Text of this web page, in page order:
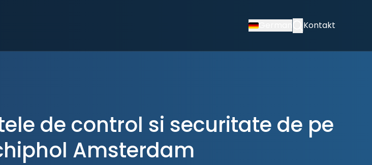
Kontakt
de control si securitate de pe
Amsterdam